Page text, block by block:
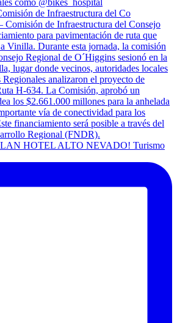
de Infraestructura del Co
HOTEL ALTO NEVADO! Turismo